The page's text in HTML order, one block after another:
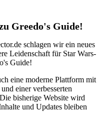
Greedo's Guide!
schlagen wir ein neues
Leidenschaft für Star Wars-
Guide!
eine moderne Plattform mit
einer verbesserten
bisherige Website wird
und Updates bleiben